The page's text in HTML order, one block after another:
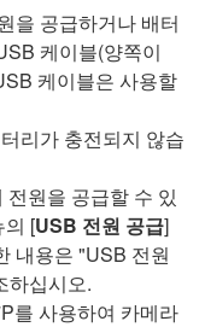
을 공급하거나 배터
케이블(양쪽이
케이블은 사용할
리가 충전되지 않습
원을 공급할 수 있
의 [USB 전원 공급]
내용은 "USB 전원
하십시오.
를 사용하여 카메라